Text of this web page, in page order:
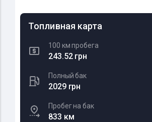
Топливная карта
100 км пробега
243.52 грн
Полный бак
2029 грн
Пробег на бак
833 км